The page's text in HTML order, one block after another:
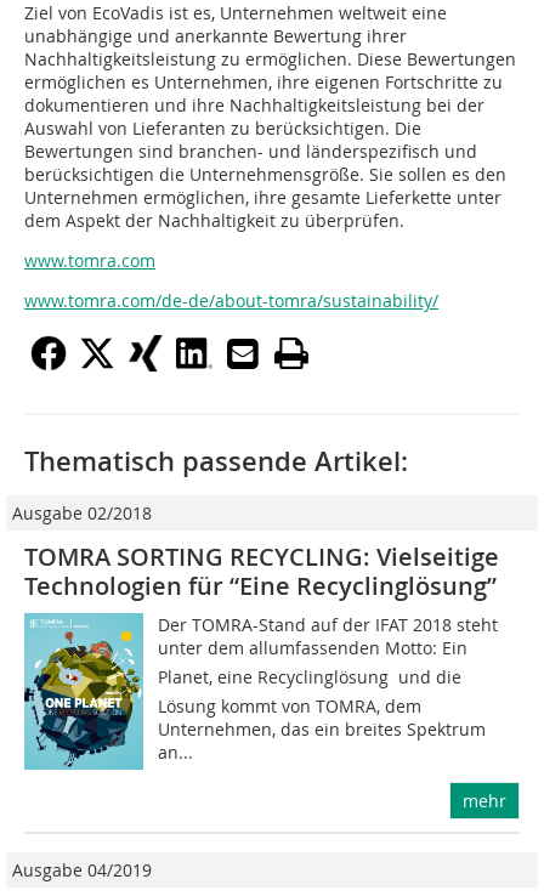
Ziel von EcoVadis ist es, Unternehmen weltweit eine
unabhängige und anerkannte Bewertung ihrer
Nachhaltigkeitsleistung zu ermöglichen. Diese Bewertungen
ermöglichen es Unternehmen, ihre eigenen Fortschritte zu
dokumentieren und ihre Nachhaltigkeitsleistung bei der
Auswahl von Lieferanten zu berücksichtigen. Die
Bewertungen sind branchen- und länderspezifisch und
berücksichtigen die Unternehmensgröße. Sie sollen es den
Unternehmen ermöglichen, ihre gesamte Lieferkette unter
dem Aspekt der Nachhaltigkeit zu überprüfen.
www.tomra.com
www.tomra.com/de-de/about-tomra/sustainability/
Thematisch passende Artikel:
Ausgabe 02/2018
TOMRA SORTING RECYCLING: Vielseitige
Technologien für “Eine Recyclinglösung”
Der TOMRA-Stand auf der IFAT 2018 steht
unter dem allumfassenden Motto: Ein
Planet, eine Recyclinglösung  und die
Lösung kommt von TOMRA, dem
Unternehmen, das ein breites Spektrum
an...
mehr
Ausgabe 04/2019